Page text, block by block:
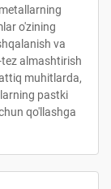
o'zining
va
almashtirish
muhitlarda,
pastki
qo'llashga